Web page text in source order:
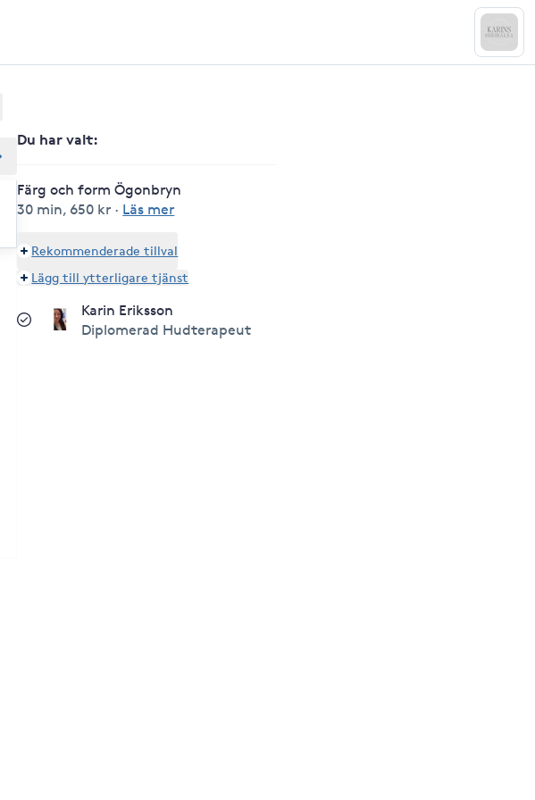
Du har valt:
Färg och form Ögonbryn
30 min, 650 kr · Läs mer
Rekommenderade tillval
Lägg till ytterligare tjänst
Karin Eriksson
Diplomerad Hudterapeut